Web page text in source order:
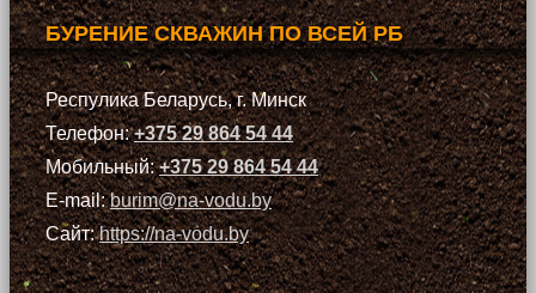
БУРЕНИЕ СКВАЖИН ПО ВСЕЙ РБ
Респулика Беларусь, г. Минск
Телефон:+375 29 864 54 44
Мобильный:+375 29 864 54 44
E-mail:burim@na-vodu.by
Сайт:https://na-vodu.by